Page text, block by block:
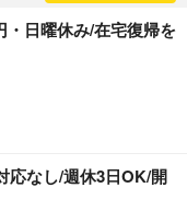
・日曜休み/在宅復帰を
応なし/週休3日OK/開